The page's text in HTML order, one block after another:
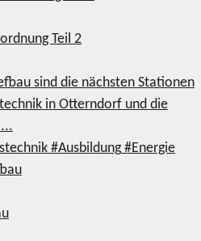
Teil 2
sind die nächsten Stationen
in Otterndorf und die
#Ausbildung #Energie